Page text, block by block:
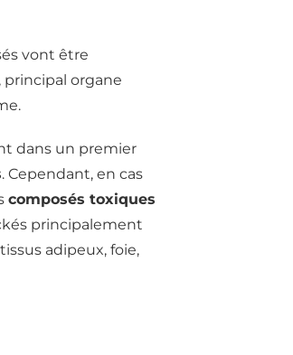
vont être
, principal organe
dans un premier
. Cependant, en cas
composés toxiques
principalement
adipeux, foie,